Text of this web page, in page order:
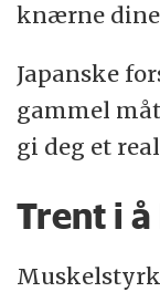
knærne dine
Japanske
gammel
gi deg et
Trent i